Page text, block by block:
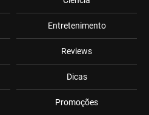
Entretenimento
Reviews
Dicas
Promoções